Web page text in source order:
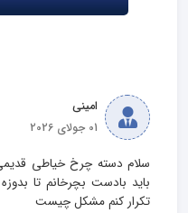
امینی
01 جولای 2026
سلام دسته چرخ خیاطی
باید بادست بچرخانم تا
تکرار کنم مشکل چیست